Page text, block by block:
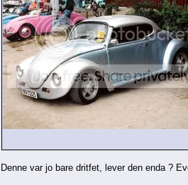
Denne var jo bare dritfet, lever den enda ?